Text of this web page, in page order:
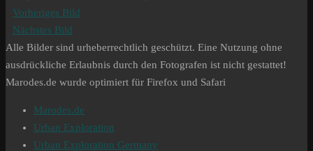
Vorheriges Bild
Nächstes Bild
Alle Bilder sind urheberrechtlich geschützt. Eine Nutzung ohne
ausdrückliche Erlaubnis durch den Fotografen ist nicht gestattet!
Marodes.de wurde optimiert für Firefox und Safari
Marodes.de
Urban Exploration
Urban Exploration Germany